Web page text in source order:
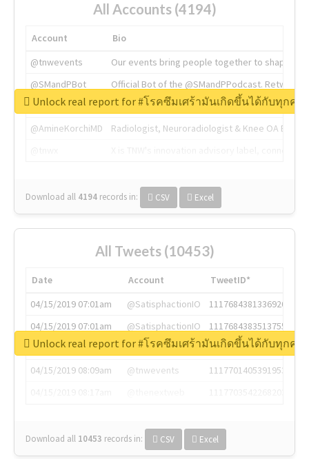
All Accounts (4194)
Account
Bio
@tnwevents
Our events bring people together to shape the
@SMandPBot
Official Bot of the @SMandPPodcast.
@thenextweb
The heart of tech.
@AmineKorchiMD
Radiologist, Neuroradiologist & Knee OA
Download all 4194 records in: CSV Excel
Unlock real report for #โรคซึมเศร้ามันเกิดขึ้นได้กับทุกค
All Tweets (10453)
Date Account
TweetID*
04/15/2019 07:01am
@SatisphactionIO
1117684381336920064
04/15/2019 07:01am
@SatisphactionIO
1117684383513755649
04/15/2019 07:03am
@annaercilla
1117684805876027392
04/15/2019 08:09am
@tnwevents
1117701405391953920
Download all 10453 records in: CSV Excel
Unlock real report for #โรคซึมเศร้ามันเกิดขึ้นได้กับทุกค